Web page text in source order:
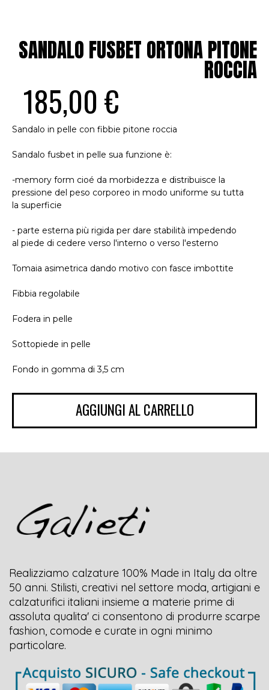
SANDALO FUSBET ORTONA PITONE
ROCCIA
185,00 €
Sandalo in pelle con fibbie pitone roccia
Sandalo fusbet in pelle sua funzione è:
-memory form cioé da morbidezza e distribuisce la
pressione del peso corporeo in modo uniforme su tutta
la superficie
- parte esterna più rigida per dare stabilità impedendo
al piede di cedere verso l'interno o verso l'esterno
Tomaia asimetrica dando motivo con fasce imbottite
Fibbia regolabile
Fodera in pelle
Sottopiede in pelle
Fondo in gomma di 3,5 cm
AGGIUNGI AL CARRELLO
Realizziamo calzature 100% Made in Italy da oltre
50 anni. Stilisti, creativi nel settore moda, artigiani e
calzaturifici italiani insieme a materie prime di
assoluta qualita' ci consentono di produrre scarpe
fashion, comode e curate in ogni minimo
particolare.